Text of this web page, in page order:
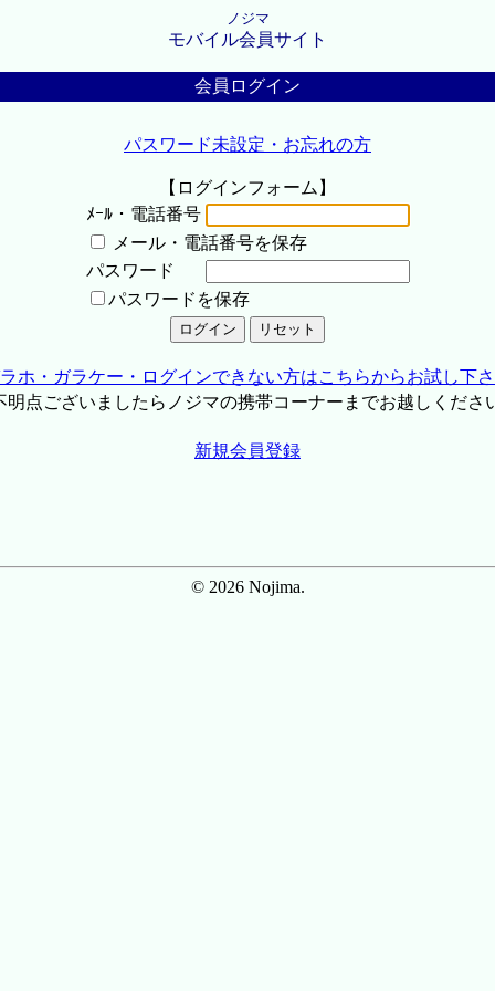
ノジマ
モバイル会員サイト
会員ログイン
パスワード未設定・お忘れの方
【ログインフォーム】
ﾒｰﾙ・電話番号
メール・電話番号を保存
パスワード
パスワードを保存
ホ・ガラケー・ログインできない方はこちらからお試し下
点ございましたらノジマの携帯コーナーまでお越しくださ
新規会員登録
© 2026 Nojima.